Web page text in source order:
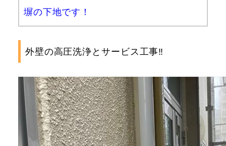
塀の下地です！
外壁の高圧洗浄とサービス工事‼